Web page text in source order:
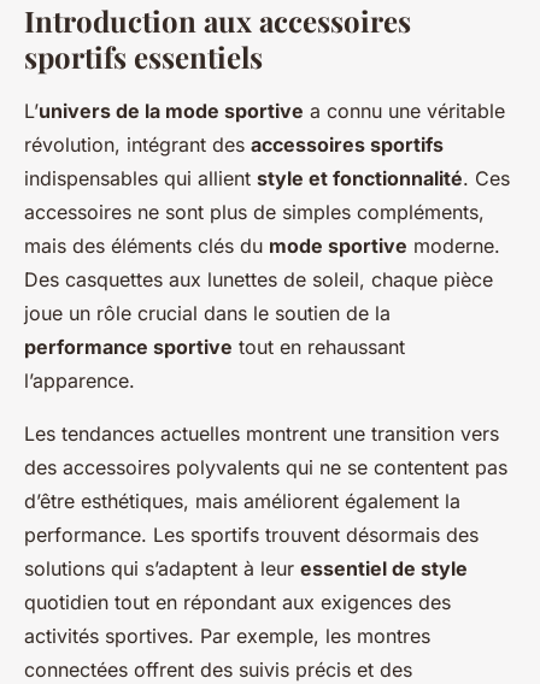
Introduction aux accessoires
sportifs essentiels
L’univers de la mode sportive a connu une véritable
révolution, intégrant des accessoires sportifs
indispensables qui allient style et fonctionnalité. Ces
accessoires ne sont plus de simples compléments,
mais des éléments clés du mode sportive moderne.
Des casquettes aux lunettes de soleil, chaque pièce
joue un rôle crucial dans le soutien de la
performance sportive tout en rehaussant
l’apparence.
Les tendances actuelles montrent une transition vers
des accessoires polyvalents qui ne se contentent pas
d’être esthétiques, mais améliorent également la
performance. Les sportifs trouvent désormais des
solutions qui s’adaptent à leur essentiel de style
quotidien tout en répondant aux exigences des
activités sportives. Par exemple, les montres
connectées offrent des suivis précis et des